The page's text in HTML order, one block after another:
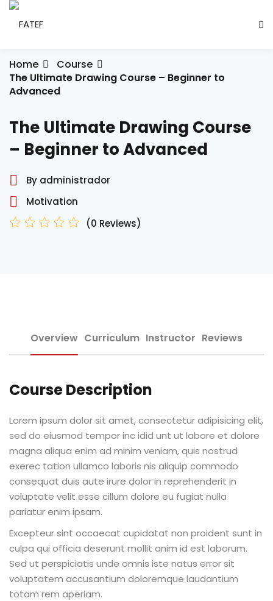
Social
Produção
de Avaliação
Home
Course
The Ultimate Drawing Course – Beginner to
Advanced
The Ultimate Drawing Course
– Beginner to Advanced
By administrador
Motivation
(0 Reviews)
Overview Curriculum Instructor Reviews
Course Description
Lorem ipsum dolor sit amet, consectetur adipisicing elit,
sed do eiusmod tempor inc idid unt ut labore et dolore
magna aliqua enim ad minim veniam, quis nostrud
exerec tation ullamco laboris nis aliquip commodo
consequat duis aute irure dolor in reprehenderit in
voluptate velit esse cillum dolore eu fugiat nulla
pariatur enim ipsam.
Excepteur sint occaecat cupidatat non proident sunt in
culpa qui officia deserunt mollit anim id est laborum.
Sed ut perspiciatis unde omnis iste natus error sit
voluptatem accusantium doloremque laudantium
totam rem aperiam.
Don’t have an account?Sign up